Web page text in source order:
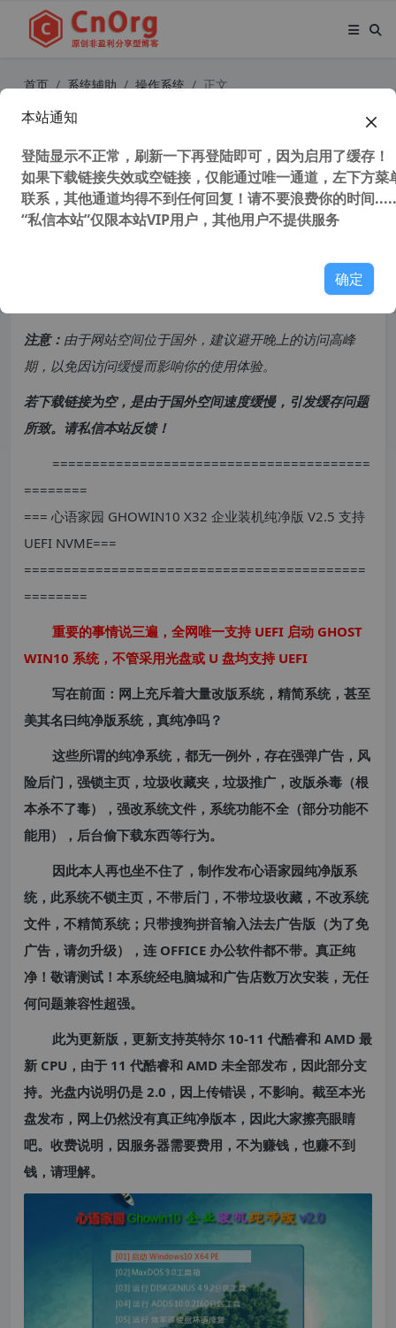
首页 系统辅助 操作系统 正文
全网唯一支持UEFI NVME 心语家园 G
hostWIN10 X32 企业装机纯净版 V2.
2
38,259 次浏览次阅读
注意： 由于网站空间位于国外，建议避开晚上的访问高峰
期，以免因访问缓慢而影响你的使用体验。
若下载链接为空，是由于国外空间速度缓慢，引发缓存问题
所致。请私信本站反馈！
========================================
========
=== 心语家园 GHOWIN10 X32 企业装机纯净版 V2.5 支持
UEFI NVME===
===========================================
========
重要的事情说三遍，全网唯一支持 UEFI 启动 GHOST
WIN10 系统，不管采用光盘或 U 盘均支持 UEFI
写在前面：网上充斥着大量改版系统，精简系统，甚至
美其名曰纯净版系统，真纯净吗？
这些所谓的纯净系统，都无一例外，存在强弹广告，风
险后门，强锁主页，垃圾收藏夹，垃圾推广，改版杀毒（根
本杀不了毒）， 强改系统文件，系统功能不全（部分功能不
能用），后台偷下载东西等行为。
因此本人再也坐不住了，制作发布心语家园纯净版系
统，此系统不锁主页，不带后门，不带垃圾收藏，不改系统
文件， 不精简系统；只带搜狗拼音输入法去广告版（为了免
广告，请勿升级），连 OFFICE 办公软件都不带。真正纯
净！敬请测试！本系统经电脑城和广告店数万次安装，无任
何问题兼容性超强。
此为更新版，更新支持英特尔 10-11 代酷睿和 AMD 最
新 CPU，由于 11 代酷睿和 AMD 未全部发布，因此部分支
持。光盘内说明仍是 2.0，因上传错误，不影响。截至本光
盘发布，网上仍然没有真正纯净版本，因此大家擦亮眼睛
吧。收费说明，因服务器需要费用，不为赚钱，也赚不到
钱，请理解。
本站通知
登陆显示不正常，刷新一下再登陆即可，因为启用了缓存！
如果下载链接失效或空链接，仅能通过唯一通道，左下方菜
联系，其他通道均得不到任何回复！请不要浪费你的时间
“私信本站”仅限本站VIP用户，其他用户不提供服务
确定